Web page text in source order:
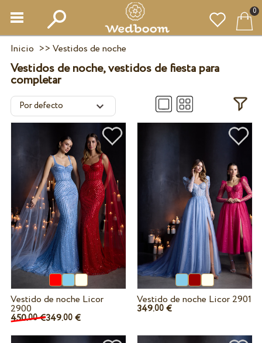
0
Inicio >> Vestidos de noche
Vestidos de noche, vestidos de fiesta para
completar
Vestido de noche Licor
2900
450.00€349.00€
Vestido de noche Licor 2901
349.00 €